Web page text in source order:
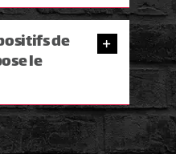
de
le